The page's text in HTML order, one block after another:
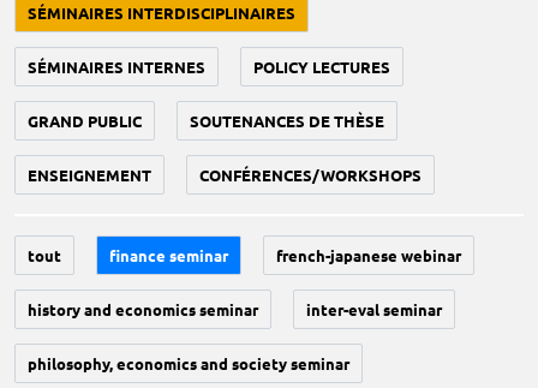
SÉMINAIRES INTERDISCIPLINAIRES
SÉMINAIRES INTERNES POLICY LECTURES
GRAND PUBLIC SOUTENANCES DE THÈSE
ENSEIGNEMENT CONFÉRENCES/WORKSHOPS
tout finance seminar french-japanese webinar
history and economics seminar inter-eval seminar
philosophy, economics and society seminar